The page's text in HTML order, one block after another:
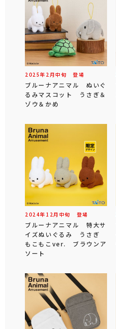
2025年 2 月中旬 登場
ブルーナアニマル ぬいぐ
るみマスコット うさぎ＆
ゾウ＆かめ
2024年 12 月 中旬 登場
ブルーナアニマル 特大サ
イズぬいぐるみ うさぎ
もこもこver. ブラウンア
ソート